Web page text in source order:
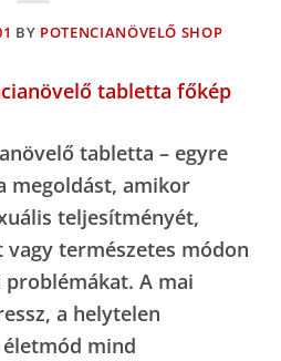
BY POTENCIANÖVELŐ SHOP
tabletta – egyre
megoldást, amikor
teljesítményét,
természetes módon
problémákat. A mai
a helytelen
mind